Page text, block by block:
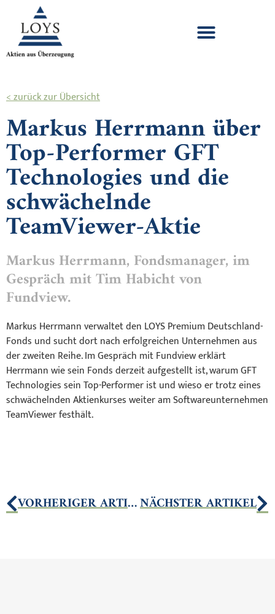
< zurück zur Übersicht
Markus Herrmann über
Top-Performer GFT
Technologies und die
schwächelnde
TeamViewer-Aktie
Markus Herrmann, Fondsmanager, im
Gespräch mit Tim Habicht von
Fundview.
Markus Herrmann verwaltet den LOYS Premium Deutschland-
Fonds und sucht dort nach erfolgreichen Unternehmen aus
der zweiten Reihe. Im Gespräch mit Fundview erklärt
Herrmann wie sein Fonds derzeit aufgestellt ist, warum GFT
Technologies sein Top-Performer ist und wieso er trotz eines
schwächelnden Aktienkurses weiter am Softwareunternehmen
TeamViewer festhält.
VORHERIGER ARTIKELNÄCHSTER ARTIKEL